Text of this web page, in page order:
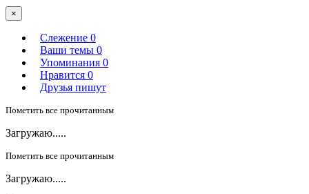
×
Слежение 0
Ваши темы 0
Упоминания 0
Нравится 0
Друзья пишут
Пометить все прочитанным
Загружаю.....
Пометить все прочитанным
Загружаю.....